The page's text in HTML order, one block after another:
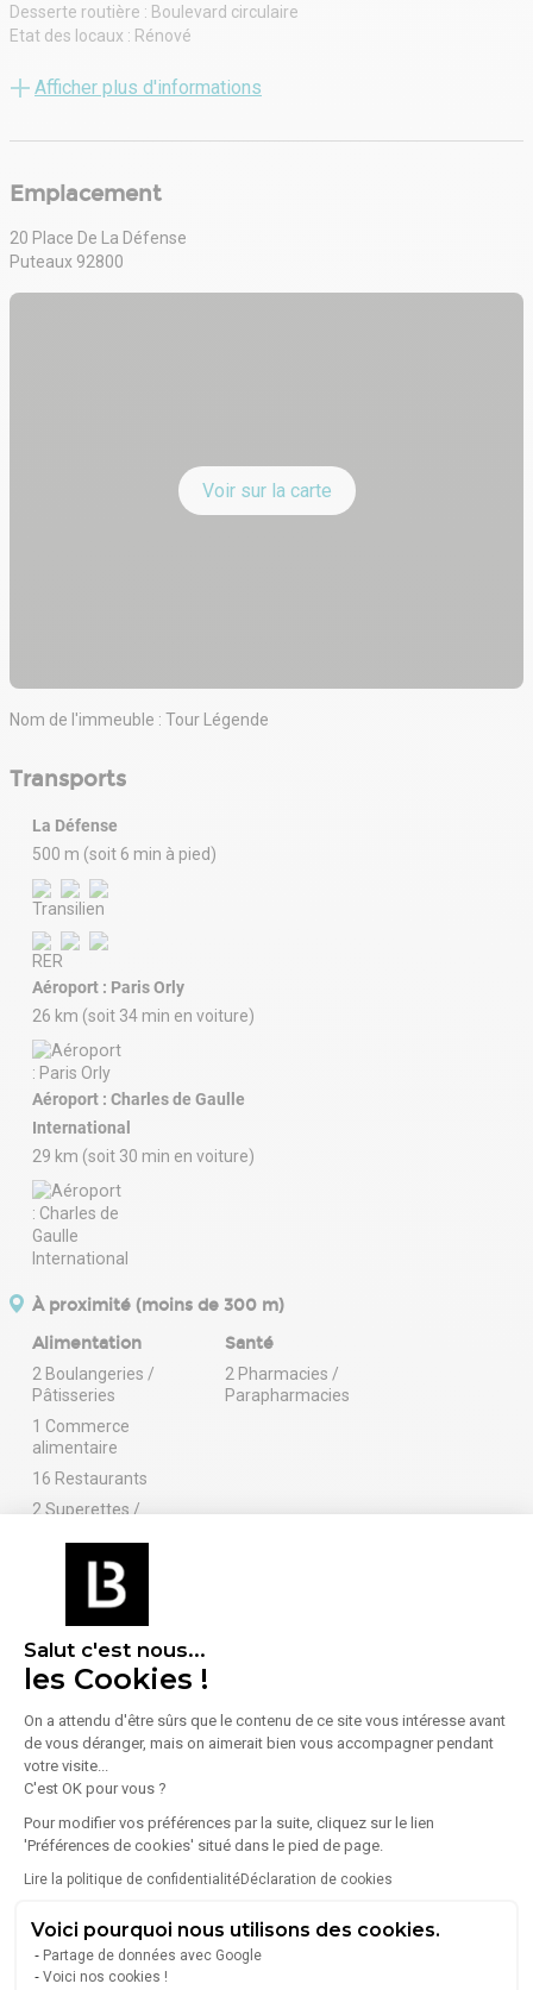
Salut c'est nous...
les Cookies !
On a attendu d'être sûrs que le contenu de ce site vous intéresse avant
de vous déranger, mais on aimerait bien vous accompagner pendant
votre visite...
C'est OK pour vous ?
Pour modifier vos préférences par la suite, cliquez sur le lien
'Préférences de cookies' situé dans le pied de page.
Lire la politique de confidentialitéDéclaration de cookies
Voici pourquoi nous utilisons des cookies.
Partage de données avec Google
Voici nos cookies !
Desserte routière : Boulevard circulaire
Etat des locaux : Rénové
Restauration : et brasserie + restaurant VIP
Gestion technique centralisée : Oui
Trame de façade : 1,35 mètre(s)
Faux plancher : Oui
Eclairage Bureaux : LED
Afficher plus d'informations
Emplacement
20 Place De La Défense
Puteaux 92800
Voir sur la carte
Nom de l'immeuble : Tour Légende
Transports
La Défense
500 m (soit 6 min à pied)
Aéroport : Paris Orly
26 km (soit 34 min en voiture)
Aéroport : Charles de Gaulle
International
29 km (soit 30 min en voiture)
À proximité (moins de 300 m)
Alimentation
2 Boulangeries /
Pâtisseries
1 Commerce
alimentaire
16 Restaurants
2 Superettes /
Santé
2 Pharmacies /
Parapharmacies
9 Banques
En savoir plus sur le quartier
Énergie
Diagnostic de performance énergétique (DPE)
Consommation (énergie primaire) :